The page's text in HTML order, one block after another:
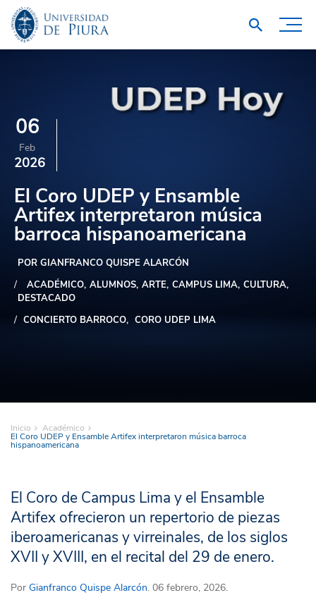
06
Feb
2026
El Coro UDEP y Ensamble
Artifex interpretaron música
barroca hispanoamericana
POR GIANFRANCO QUISPE ALARCÓN
ACADÉMICO ALUMNOS ARTE CAMPUS LIMA CULTURA
DESTACADO
CONCIERTO BARROCO
CORO UDEP LIMA
Inicio Académico
El Coro UDEP y Ensamble Artifex interpretaron música barroca
hispanoamericana
El Coro de Campus Lima y el Ensamble
Artifex ofrecieron un repertorio de piezas
iberoamericanas y virreinales, de los siglos
XVII y XVIII, en el recital del 29 de enero.
Por Gianfranco Quispe Alarcón. 06 febrero, 2026.